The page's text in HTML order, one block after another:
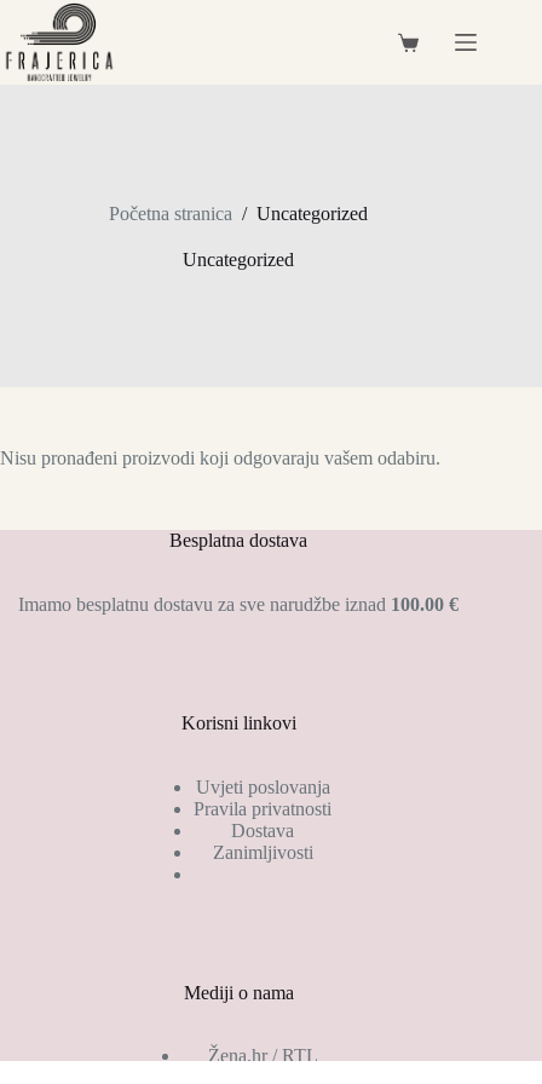
Preskoči
sadržaj
Košarica
Početna stranica / Uncategorized
Uncategorized
Nisu pronađeni proizvodi koji odgovaraju vašem odabiru.
Besplatna dostava
Imamo besplatnu dostavu za sve narudžbe iznad 100.00 €
Korisni linkovi
Uvjeti poslovanja
Pravila privatnosti
Dostava
Zanimljivosti
Mediji o nama
Žena.hr / RTL